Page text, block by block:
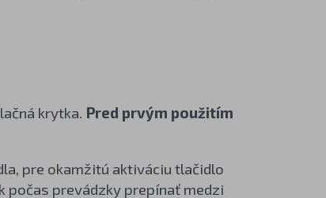
krytka. Pred prvým použitím
pre okamžitú aktiváciu tlačidlo
počas prevádzky prepínať medzi